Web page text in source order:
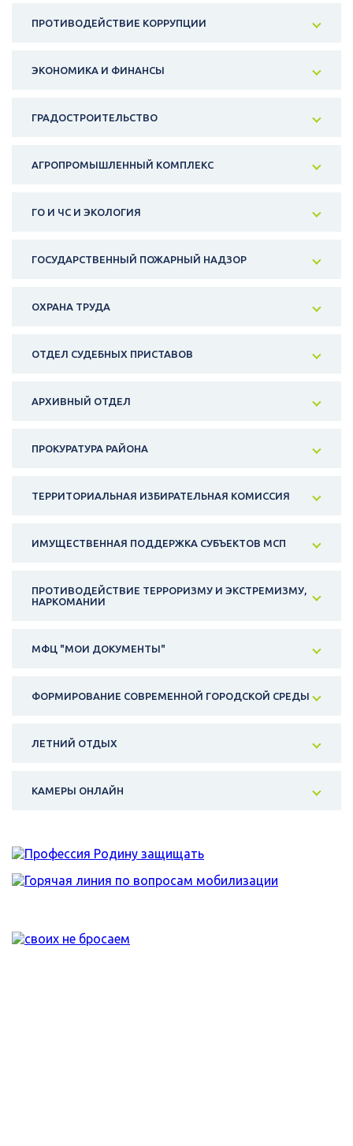
ПРОТИВОДЕЙСТВИЕ КОРРУПЦИИ
ЭКОНОМИКА И ФИНАНСЫ
ГРАДОСТРОИТЕЛЬСТВО
АГРОПРОМЫШЛЕННЫЙ КОМПЛЕКС
ГО И ЧС И ЭКОЛОГИЯ
ГОСУДАРСТВЕННЫЙ ПОЖАРНЫЙ НАДЗОР
ОХРАНА ТРУДА
ОТДЕЛ СУДЕБНЫХ ПРИСТАВОВ
АРХИВНЫЙ ОТДЕЛ
ПРОКУРАТУРА РАЙОНА
ТЕРРИТОРИАЛЬНАЯ ИЗБИРАТЕЛЬНАЯ КОМИССИЯ
ИМУЩЕСТВЕННАЯ ПОДДЕРЖКА СУБЪЕКТОВ МСП
ПРОТИВОДЕЙСТВИЕ ТЕРРОРИЗМУ И ЭКСТРЕМИЗМУ,
НАРКОМАНИИ
МФЦ "МОИ ДОКУМЕНТЫ"
ФОРМИРОВАНИЕ СОВРЕМЕННОЙ ГОРОДСКОЙ СРЕДЫ
ЛЕТНИЙ ОТДЫХ
КАМЕРЫ ОНЛАЙН